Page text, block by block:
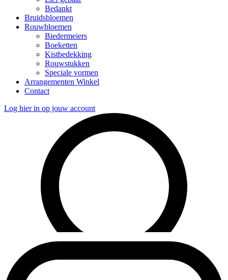
Bedankt
Bruidsbloemen
Rouwbloemen
Biedermeiers
Boeketten
Kistbedekking
Rouwstukken
Speciale vormen
Arrangementen Winkel
Contact
Log hier in op jouw account